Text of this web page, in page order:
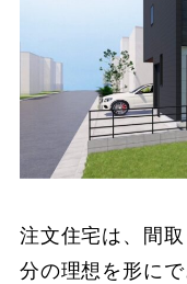
注文住宅は、間
分の理想を形に